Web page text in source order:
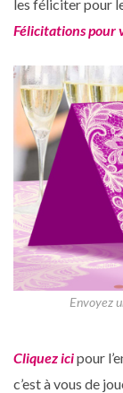
les féliciter pour
Félicitations pour
Envoyez
Cliquez icipour
c’est à vous de